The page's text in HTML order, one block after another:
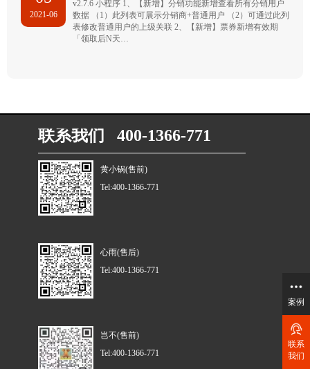
2021-06
v2.7.6 小程序 1、【新增】分销功能新增查看所有分销用户
数据 （1）此列表可展示分销商+普通用户 （2）可通过此列
表修改普通用户的上级关联 2、【新增】票券新增有效期
「领取后N天…
联系我们 400-1366-771
黄小锅(售前)
Tel:400-1366-771
心雨(售后)
Tel:400-1366-771
岂不(售前)
Tel:400-1366-771
案例
联系
我们